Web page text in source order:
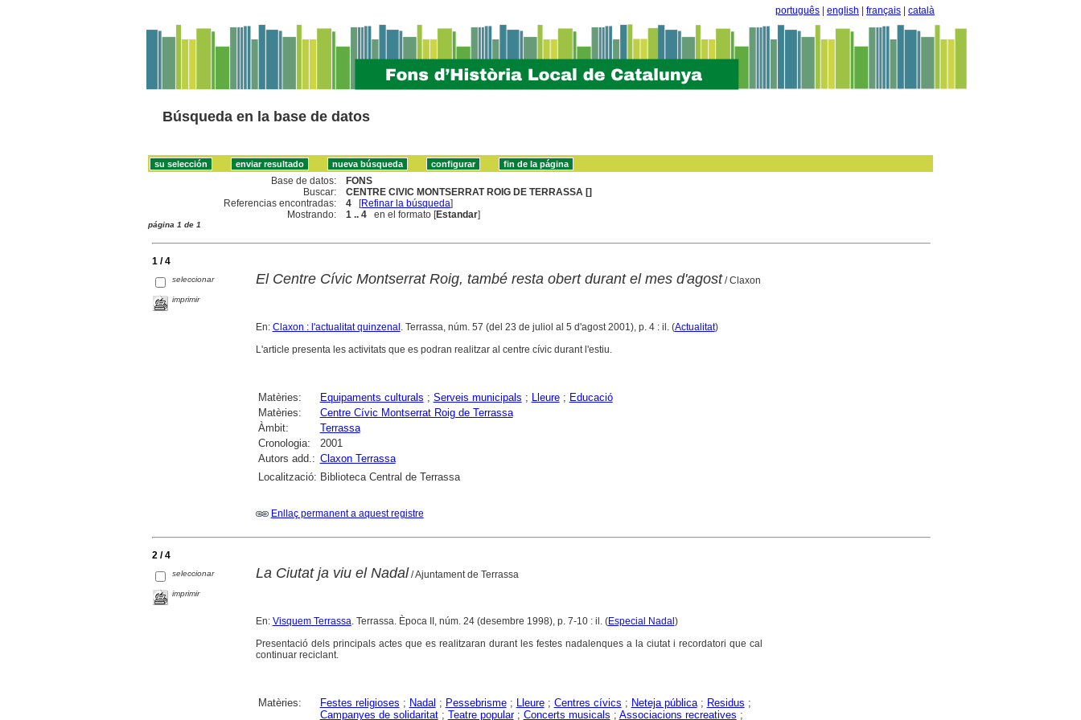
português english français català
Búsqueda en la base de datos
Base de datos:
FONS
Buscar:
CENTRE CIVIC MONTSERRAT ROIG DE TERRASSA []
Referencias encontradas:
4 [Refinar la búsqueda]
Mostrando:
1 .. 4 en el formato [Estandar]
página 1 de 1
1 / 4
seleccionar
imprimir
El Centre Cívic Montserrat Roig, també resta obert durant el mes d'agost/ Claxon
En: Claxon : l'actualitat quinzenal. Terrassa, núm. 57 (del 23 de juliol al 5 d'agost 2001), p. 4 : il. (Actualitat)
L'article presenta les activitats que es podran realitzar al centre cívic durant l'estiu.
Matèries: Equipaments culturals ; Serveis municipals ; Lleure; Educació
Matèries:
Centre Cívic Montserrat Roig de Terrassa
Àmbit:
Terrassa
Cronologia:
2001
Autors add.: Claxon Terrassa
Localització: Biblioteca Central de Terrassa
Enllaç permanent a aquest registre
2 / 4
seleccionar
imprimir
La Ciutat ja viu el Nadal/ Ajuntament de Terrassa
En: Visquem Terrassa. Terrassa. Època II, núm. 24 (desembre 1998), p. 7-10 : il. (Especial Nadal )
Presentació dels principals actes que es realitzaran durant les festes nadalenques a la ciutat i recordatori que cal
continuar reciclant.
Matèries: Festes religioses ; Nadal ; Pessebrisme; Lleure; Centres cívics ; Neteja pública; Residus ;
Campanyes de solidaritat; Teatre popular; Concerts musicals ; Associacions recreatives ;